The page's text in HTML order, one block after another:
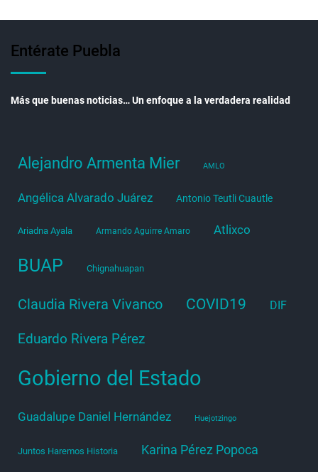
Entérate Puebla
Más que buenas noticias… Un enfoque a la verdadera realidad
Alejandro Armenta Mier AMLO
Angélica Alvarado Juárez Antonio Teutli Cuautle
Ariadna Ayala Armando Aguirre Amaro Atlixco
BUAP Chignahuapan
Claudia Rivera Vivanco COVID19 DIF
Eduardo Rivera Pérez
Gobierno del Estado
Guadalupe Daniel Hernández Huejotzingo
Juntos Haremos Historia Karina Pérez Popoca